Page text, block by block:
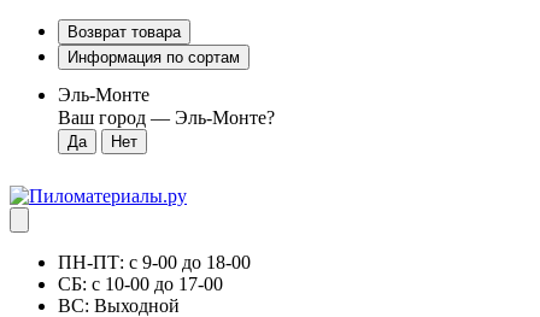
Возврат товара
Информация по сортам
Эль-Монте
Ваш город — Эль-Монте?
ПН-ПТ: с 9-00 до 18-00
СБ: с 10-00 до 17-00
ВС: Выходной